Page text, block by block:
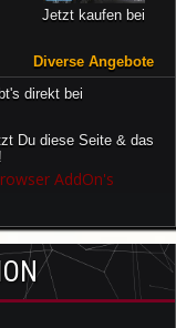
Jetzt kaufen bei
Diverse Angebote
direkt bei
Du diese Seite & das
AddOn's